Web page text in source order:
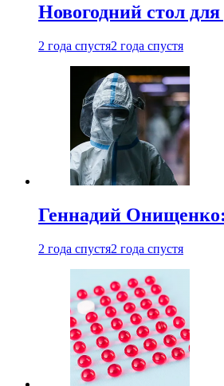
Новогодний стол
2 года спустя2 года спустя
Геннадий Онищенко:
2 года спустя2 года спустя